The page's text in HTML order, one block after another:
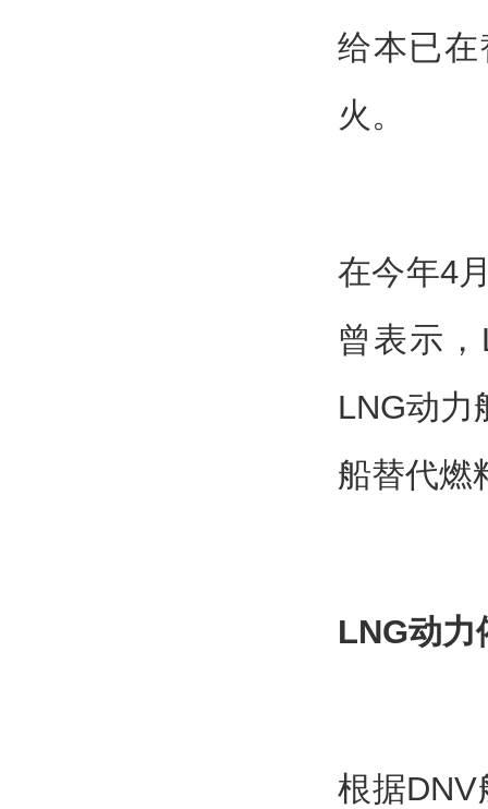
给本已在
火。
在今年4
曾表示
LNG动力
船替代燃
LNG动力
根据